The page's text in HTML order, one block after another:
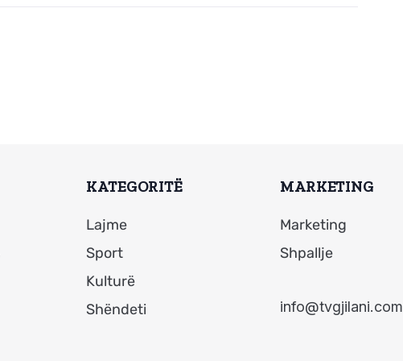
KATEGORITË
Lajme
Sport
Kulturë
Shëndeti
MARKETING
Marketing
Shpallje
info@tvgjilani.com